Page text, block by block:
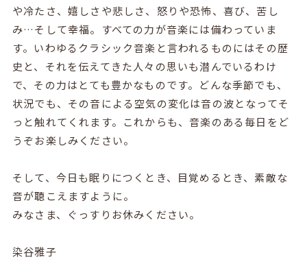
や冷たさ、嬉しさや悲しさ、怒りや恐怖、喜び、苦し
み…そして幸福。すべての力が音楽には備わっていま
す。いわゆるクラシック音楽と言われるものにはその歴
史と、それを伝えてきた人々の思いも潜んでいるわけ
で、その力はとても豊かなものです。どんな季節でも、
状況でも、その音による空気の変化は音の波となってそ
っと触れてくれます。これからも、音楽のある毎日をど
うぞお楽しみください。
そして、今日も眠りにつくとき、目覚めるとき、素敵な
音が聴こえますように。
みなさま、ぐっすりお休みください。
染谷雅子